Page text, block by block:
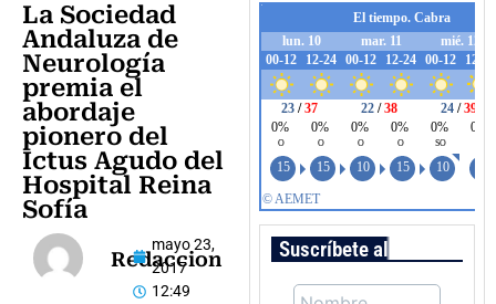
La Sociedad
Andaluza de
Neurología
premia el
abordaje
pionero del
Ictus Agudo del
Hospital Reina
Sofía
Redaccion
mayo 23,
2017
12:49
Suscríbete al boletín